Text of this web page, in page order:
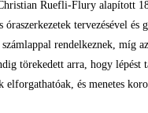
Ruefli-Flury alapított
tervezésével
rendelkeznek, míg
törekedett arra, hogy
és menetes